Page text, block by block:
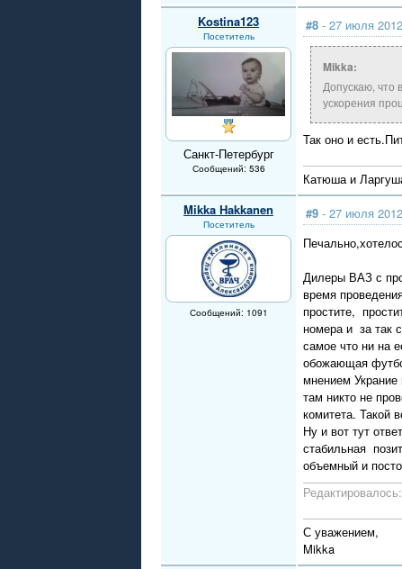
Kostina123
Посетитель
Санкт-Петербург
Сообщений: 536
#8 - 27 июля
Mikka:
Допускаю, что
ускорения
Так оно и
Катюша и
Mikka Hakkanen
Посетитель
Сообщений: 1091
#9 - 27 июля
Дилеры ВАЗ с
время
простите,
номера и за так
самое что ни на
обожающая
мнением
там никто не
комитета. Такой
Ну и вот тут
стабильная
объемный и
С уважением,
Mikka